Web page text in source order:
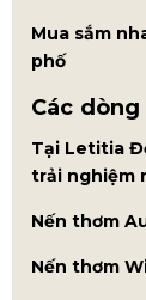
Mua sắm
phố
Các
Tại Letitia
trải nghiệm
Nến thơm
Nến thơm